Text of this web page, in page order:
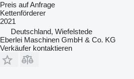
Preis auf Anfrage
Kettenförderer
2021
Deutschland, Wiefelstede
Eberlei Maschinen GmbH & Co. KG
Verkäufer kontaktieren